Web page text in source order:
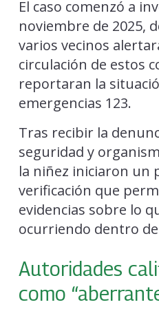
El caso comenzó a
noviembre de 2025,
varios vecinos
circulación de estos
reportaran la
emergencias 123.
Tras recibir la
seguridad y
la niñez iniciaron un
verificación que
evidencias sobre lo
ocurriendo dentro
Autoridades
como